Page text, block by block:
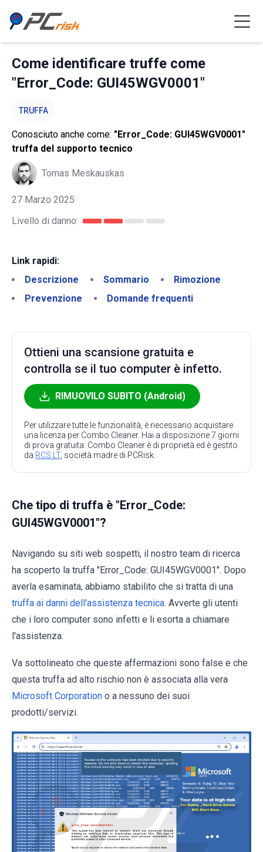
Come identificare truffe come
"Error_Code: GUI45WGV0001"
TRUFFA
Conosciuto anche come: "Error_Code: GUI45WGV0001"
truffa del supporto tecnico
Tomas Meskauskas
27 Marzo 2025
Livello di danno:
Link rapidi:
Descrizione
Sommario
Rimozione
Prevenzione
Domande frequenti
Ottieni una scansione gratuita e
controlla se il tuo computer è infetto.
RIMUOVILO SUBITO (Android)
Per utilizzare tutte le funzionalità, è necessario acquistare
una licenza per Combo Cleaner. Hai a disposizione 7 giorni
di prova gratuita. Combo Cleaner è di proprietà ed è gestito
da RCS LT, società madre di PCRisk.
Che tipo di truffa è "Error_Code:
GUI45WGV0001"?
Navigando su siti web sospetti, il nostro team di ricerca
ha scoperto la truffa "Error_Code: GUI45WGV0001". Dopo
averla esaminata, abbiamo stabilito che si tratta di una
truffa ai danni dell'assistenza tecnica. Avverte gli utenti
che i loro computer sono infetti e li esorta a chiamare
l'assistenza.
Va sottolineato che queste affermazioni sono false e che
questa truffa ad alto rischio non è associata alla vera
Microsoft Corporation o a nessuno dei suoi
prodotti/servizi.